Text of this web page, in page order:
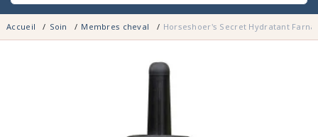
Accueil Soin Membres cheval Horseshoer's Secret Hydratant